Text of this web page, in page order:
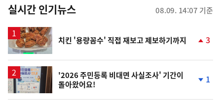
뉴
스
실시간 인기뉴스 08.09. 14:07 기준
치킨 '용량꼼수' 직접 재보고 제보하기까지
계
3
'2026 주민등록 비대면 사실조사' 기간이
돌아왔어요!
계
1